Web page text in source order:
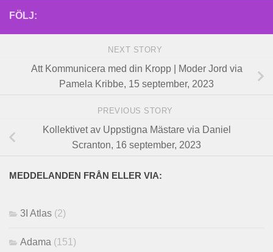
FÖLJ:
NEXT STORY
Att Kommunicera med din Kropp | Moder Jord via
Pamela Kribbe, 15 september, 2023
PREVIOUS STORY
Kollektivet av Uppstigna Mästare via Daniel
Scranton, 16 september, 2023
MEDDELANDEN FRÅN ELLER VIA:
3I Atlas (2)
Adama (151)